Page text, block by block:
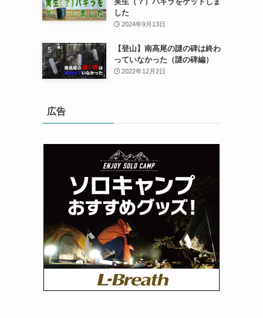
した
2024年9月13日
【登山】南高尾の謎の碑は終わ
っていなかった（謎の碑編）
2022年12月2日
広告